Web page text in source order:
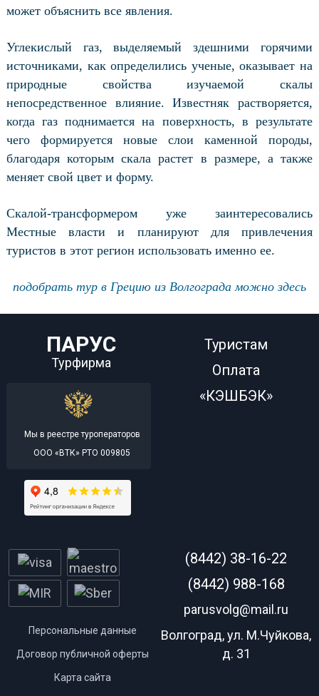
может объяснить все явления.
Углекислый газ, выделяемый здешними горячими
источниками, как определились ученые, оказывает на
природные свойства изучаемой скалы
непосредственное влияние. Известняк растворяется,
когда газ поднимается на поверхность, в результате
чего формируется новые слои каменной породы,
благодаря которым скала растет в размере, а также
меняет свой цвет и форму.
Скалой-трансформером уже заинтересовались
Местные власти и планируют для привлечения
туристов в этот регион использовать именно ее.
подобрать тур в Грецию из Волгограда можно здесь
ПАРУС
Турфирма
Мы в реестре туроператоров
ООО «ВТК» РТО 009805
Туристам
Оплата
«КЭШБЭК»
Персональные данные
Договор публичной оферты
Карта сайта
(8442) 38-16-22
(8442) 988-168
parusvolg@mail.ru
Волгоград, ул. М.Чуйкова,
д. 31